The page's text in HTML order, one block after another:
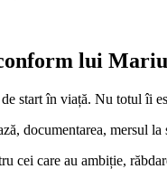
lui
start în viață. Nu totul îi
documentarea, mersul
cei care au ambiție,